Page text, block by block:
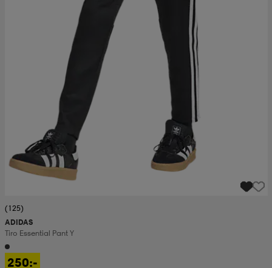
(125)
ADIDAS
Tiro Essential Pant Y
250:-